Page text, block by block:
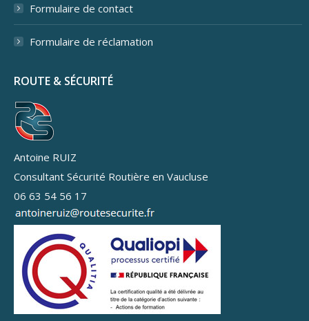
Formulaire de contact
Formulaire de réclamation
ROUTE & SÉCURITÉ
Antoine RUIZ
Consultant Sécurité Routière en Vaucluse
06 63 54 56 17